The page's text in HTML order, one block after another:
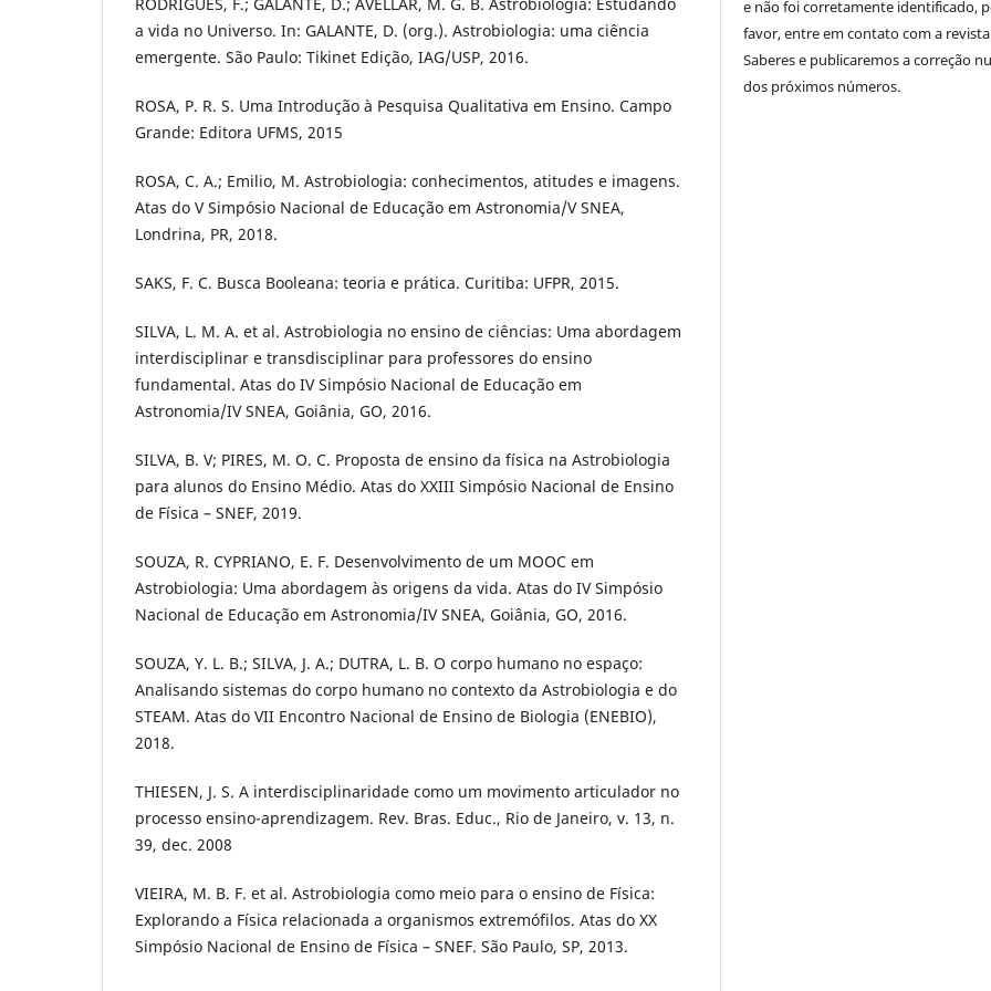
a vida no Universo. In: GALANTE, D. (org.). Astrobiologia: uma ciência
emergente. São Paulo: Tikinet Edição, IAG/USP, 2016.
ROSA, P. R. S. Uma Introdução à Pesquisa Qualitativa em Ensino. Campo
Grande: Editora UFMS, 2015
ROSA, C. A.; Emilio, M. Astrobiologia: conhecimentos, atitudes e imagens.
Atas do V Simpósio Nacional de Educação em Astronomia/V SNEA,
Londrina, PR, 2018.
SAKS, F. C. Busca Booleana: teoria e prática. Curitiba: UFPR, 2015.
SILVA, L. M. A. et al. Astrobiologia no ensino de ciências: Uma abordagem
interdisciplinar e transdisciplinar para professores do ensino
fundamental. Atas do IV Simpósio Nacional de Educação em
Astronomia/IV SNEA, Goiânia, GO, 2016.
SILVA, B. V; PIRES, M. O. C. Proposta de ensino da física na Astrobiologia
para alunos do Ensino Médio. Atas do XXIII Simpósio Nacional de Ensino
de Física – SNEF, 2019.
SOUZA, R. CYPRIANO, E. F. Desenvolvimento de um MOOC em
Astrobiologia: Uma abordagem às origens da vida. Atas do IV Simpósio
Nacional de Educação em Astronomia/IV SNEA, Goiânia, GO, 2016.
SOUZA, Y. L. B.; SILVA, J. A.; DUTRA, L. B. O corpo humano no espaço:
Analisando sistemas do corpo humano no contexto da Astrobiologia e do
STEAM. Atas do VII Encontro Nacional de Ensino de Biologia (ENEBIO),
2018.
THIESEN, J. S. A interdisciplinaridade como um movimento articulador no
processo ensino-aprendizagem. Rev. Bras. Educ., Rio de Janeiro, v. 13, n.
39, dec. 2008
VIEIRA, M. B. F. et al. Astrobiologia como meio para o ensino de Física:
Explorando a Física relacionada a organismos extremófilos. Atas do XX
Simpósio Nacional de Ensino de Física – SNEF. São Paulo, SP, 2013.
e não foi corretamente identificado,
favor, entre em contato com a revista
Saberes e publicaremos a correção
dos próximos números.